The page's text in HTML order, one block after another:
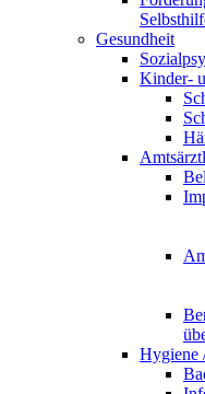
Gesundheit
Kinder-
Hygiene